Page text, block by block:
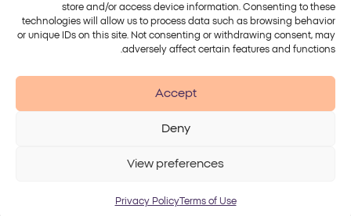
store and/or access device information. Consenting to these
technologies will allow us to process data such as browsing behavior
or unique IDs on this site. Not consenting or withdrawing consent, may
adversely affect certain features and functions.
Accept
Deny
View preferences
Terms of Use
Privacy Policy
טיפול הסרת השיער המוביל והמהיר בעולם,
עכשיו מהיר ויעיל יותר.
יצירת קשר